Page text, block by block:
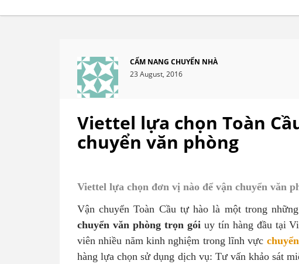
CẨM NANG CHUYỂN NHÀ
23 August, 2016
Viettel lựa chọn Toàn
chuyển văn phòng
Viettel lựa chọn đơn vị nào để vận chuyển văn
Vận chuyển Toàn Cầu tự hào là một trong
chuyển văn phòng trọn góiuy tín hàng đầu tại
viên nhiều năm kinh nghiệm trong lĩnh vực
hàng lựa chọn sử dụng dịch vụ: Tư vấn khảo sát